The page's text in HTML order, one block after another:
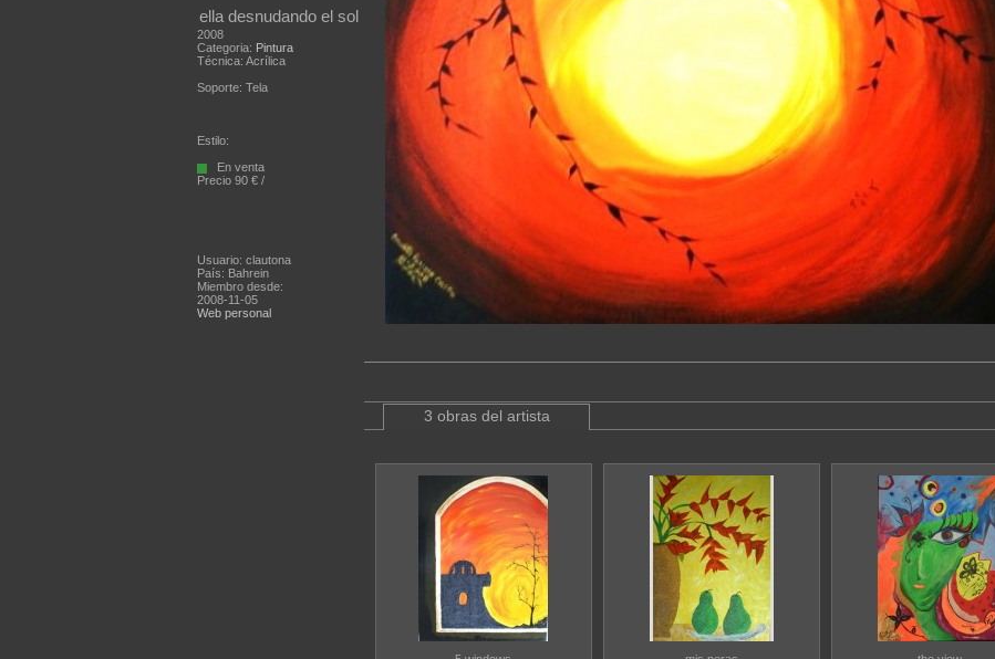
ella desnudando el sol
2008
Categoria: Pintura
Técnica: Acrílica
Soporte: Tela
Estilo:
En venta
Precio 90 € /
Usuario: clautona
País: Bahrein
Miembro desde:
2008-11-05
Web personal
3 obras del artista